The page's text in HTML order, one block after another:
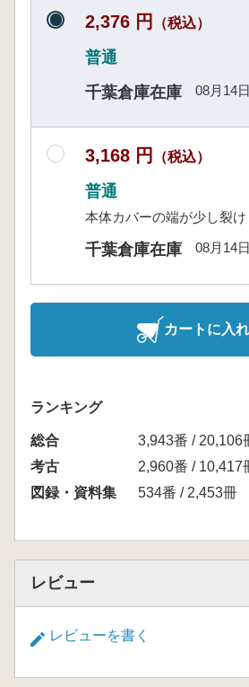
2,376 円 （税込）
普通
千葉倉庫在庫
08月14
3,168 円 （税込）
普通
本体カバーの端が少し裂
千葉倉庫在庫 08月14
カートに入
ランキング
総合
3,943番 / 20,106
考古
2,960番 / 10,417
図録・資料集
534番 / 2,453冊
レビュー
レビューを書く